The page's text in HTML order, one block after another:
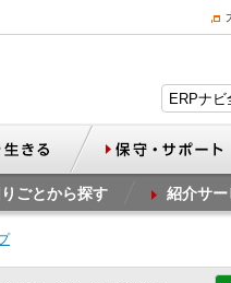
ごとから探す 紹介サ